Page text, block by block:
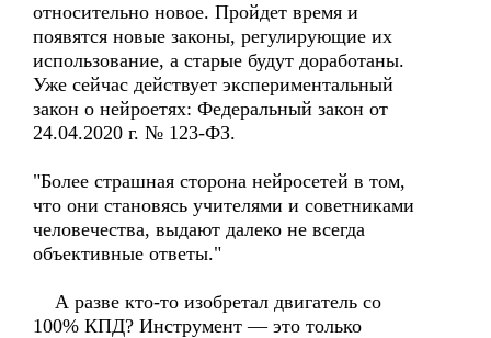
относительно новое. Пройдет время и
появятся новые законы, регулирующие их
использование, а старые будут доработаны.
Уже сейчас действует экспериментальный
закон о нейроетях: Федеральный закон от
24.04.2020 г. № 123-ФЗ.
"Более страшная сторона нейросетей в том,
что они становясь учителями и советниками
человечества, выдают далеко не всегда
объективные ответы."
А разве кто-то изобретал двигатель со
100% КПД? Инструмент — это только